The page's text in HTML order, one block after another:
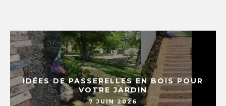
IDÉES DE PASSERELLES EN BOIS POUR
VOTRE JARDIN
7 JUIN 2026